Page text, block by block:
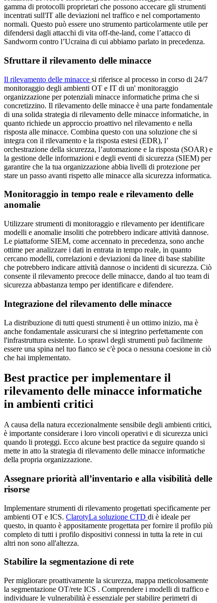
gamma di protocolli proprietari che possono accecare gli strumenti
incentrati sull'IT alle deviazioni nel traffico e nel comportamento
normali. Questo può essere uno strumento particolarmente utile per
difendersi dagli attacchi di vita off-the-land, come l’attacco di
Sandworm contro l’Ucraina di cui abbiamo parlato in precedenza.
Sfruttare il rilevamento delle minacce
Il rilevamento delle minacce si riferisce al processo in corso di 24/7
monitoraggio degli ambienti OT e IT di un' monitoraggio
organizzazione per potenziali minacce informatiche prima che si
concretizzino. Il rilevamento delle minacce è una parte fondamentale
di una solida strategia di rilevamento delle minacce informatiche, in
quanto richiede un approccio proattivo nel rilevamento e nella
risposta alle minacce. Combina questo con una soluzione che si
integra con il rilevamento e la risposta estesi (EDR), l’
orchestrazione della sicurezza, l’automazione e la risposta (SOAR) e
la gestione delle informazioni e degli eventi di sicurezza (SIEM) per
garantire che la tua organizzazione abbia livelli di protezione per
stare un passo avanti rispetto alle minacce alla sicurezza informatica.
Monitoraggio in tempo reale e rilevamento delle
anomalie
Utilizzare strumenti di monitoraggio e rilevamento per identificare
modelli e anomalie insoliti che potrebbero indicare attività dannose.
Le piattaforme SIEM, come accennato in precedenza, sono anche
ottime per analizzare i dati in entrata in tempo reale, in quanto
cercano modelli, correlazioni e deviazioni da linee di base stabilite
che potrebbero indicare attività dannose o incidenti di sicurezza. Ciò
consente il rilevamento precoce delle minacce, dando al tuo team di
sicurezza abbastanza tempo per identificare e difendere.
Integrazione del rilevamento delle minacce
La distribuzione di tutti questi strumenti è un ottimo inizio, ma è
anche fondamentale assicurarsi che si integrino perfettamente con
l'infrastruttura esistente. Lo sprawl degli strumenti può facilmente
essere una spina nel tuo fianco se c'è poca o nessuna coesione in ciò
che hai implementato.
Best practice per implementare il
rilevamento delle minacce informatiche
in ambienti critici
A causa della natura eccezionalmente sensibile degli ambienti critici,
è importante considerare i loro vincoli operativi e di sicurezza unici
quando li proteggi. Ecco alcune best practice da seguire quando si
mette in atto la strategia di rilevamento delle minacce informatiche
della propria organizzazione.
Assegnare priorità all’inventario e alla visibilità delle
risorse
Implementare strumenti di rilevamento progettati specificamente per
ambienti OT e ICS. ClarotyLa soluzione CTD di è ideale per
questo, in quanto è appositamente progettata per fornire il profilo più
completo di tutti i profilo dispositivi connessi in tutta la rete in cui
altri non sono all'altezza.
Stabilire la segmentazione di rete
Per migliorare proattivamente la sicurezza, mappa meticolosamente
la segmentazione OT/rete ICS . Comprendere i modelli di traffico e
individuare le vulnerabilità è essenziale per stabilire perimetri di